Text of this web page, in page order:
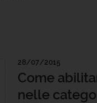
28/07/2015
Come
nelle